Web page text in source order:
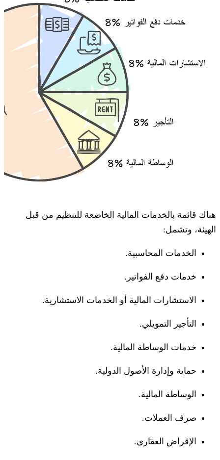
هناك قائمة بالخدمات المالية الخاضعة للتنظيم من قبل
الهيئة، وتشمل:
الخدمات المحاسبية.
خدمات دفع الفواتير.
الاستشارات المالية أو الخدمات الاستشارية.
التأجير التمويلي.
خدمات الوساطة المالية.
حماية وإدارة الأصول الدولية.
الوساطة المالية.
صرف العملات.
الإقراض العقاري.